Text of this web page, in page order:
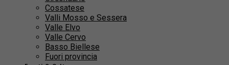
Cossatese
Valli Mosso e Sessera
Valle Elvo
Valle Cervo
Basso Biellese
Fuori provincia